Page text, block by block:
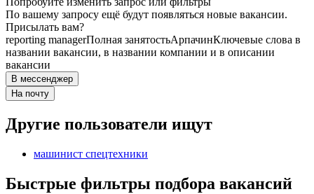
По вашему запросу ещё будут появляться новые вакансии.
Присылать вам?
reporting managerПолная занятостьАрпачинКлючевые слова в
названии вакансии, в названии компании и в описании
вакансии
В мессенджер
На почту
Другие пользователи ищут
машинист спецтехники
Быстрые фильтры подбора вакансий